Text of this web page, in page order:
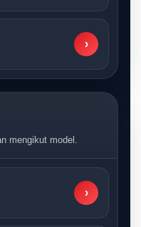
›
mengikut model.
›